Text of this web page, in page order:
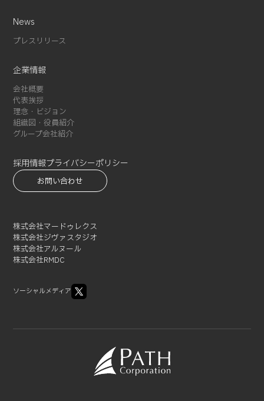
2022-11 (4)
2022-05 (3)
2022-01 (1)
2021-10 (3)
2021-09 (1)
2021-08 (3)
2021-06 (1)
2021-05 (3)
2021-04 (2)
2021-02 (1)
News
プレスリリース
企業情報
会社概要
代表挨拶
理念・ビジョン
組織図・役員紹介
グループ会社紹介
採用情報プライバシーポリシー
お問い合わせ
株式会社マードゥレクス
株式会社ジヴァスタジオ
株式会社アルヌール
株式会社RMDC
ソーシャルメディア